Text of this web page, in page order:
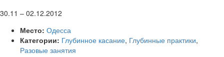
30.11 – 02.12.2012
Место: Одесса
Категории: Глубинное касание, Глубинные практики,
Разовые занятия